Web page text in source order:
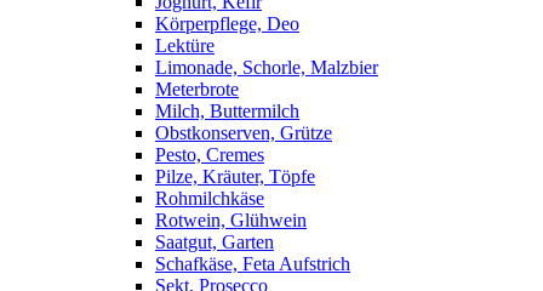
Körperpflege, Deo
Lektüre
Limonade, Schorle, Malzbier
Meterbrote
Milch, Buttermilch
Obstkonserven, Grütze
Pesto, Cremes
Pilze, Kräuter, Töpfe
Rohmilchkäse
Rotwein, Glühwein
Saatgut, Garten
Schafkäse, Feta Aufstrich
Sekt, Prosecco